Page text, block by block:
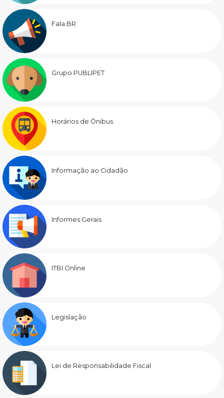
Fala.BR
Grupo PUBLIPET
Horários de Ônibus
Informação ao Cidadão
Informes Gerais
ITBI Online
Legislação
Lei de Responsabilidade Fiscal